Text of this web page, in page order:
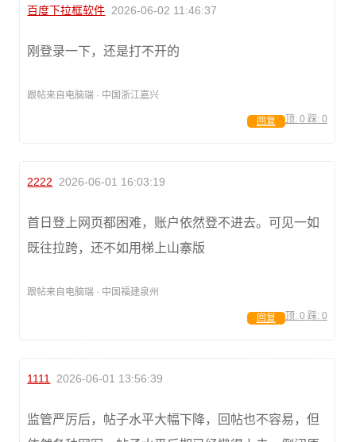
百度下拉框软件 2026-06-02 11:46:37
刚登录一下，还是打不开的
跟帖来自电脑端 · 中国浙江嘉兴
顶: 0 踩: 0
回复
2222 2026-06-01 16:03:19
首日登上网页都困难，账户依然登不进去。可见一如
既往拉跨，还不如用梯上山寨版
跟帖来自电脑端 · 中国福建泉州
顶: 0 踩: 0
回复
1111 2026-06-01 13:56:39
监管严厉后，帖子水平大幅下降，回帖也不容易，但